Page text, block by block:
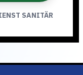
SANITÄR